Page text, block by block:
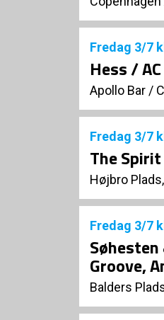
Fredag 3/7
Hess /
Apollo Bar /
Fredag 3/7
The
Højbro
Fredag 3/7
Groove,
Balders